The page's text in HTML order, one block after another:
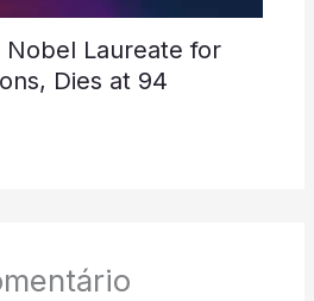
Nobel Laureate for
Dies at 94